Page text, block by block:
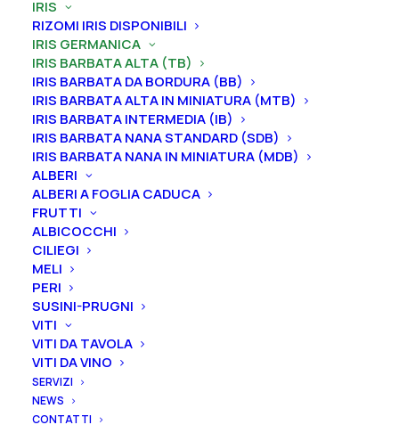
IRIS
RIZOMI IRIS DISPONIBILI
IRIS GERMANICA
IRIS BARBATA ALTA (TB)
IRIS BARBATA DA BORDURA (BB)
IRIS BARBATA ALTA IN MINIATURA (MTB)
IRIS BARBATA INTERMEDIA (IB)
IRIS BARBATA NANA STANDARD (SDB)
IRIS BARBATA NANA IN MINIATURA (MDB)
ALBERI
ALBERI A FOGLIA CADUCA
FRUTTI
ALBICOCCHI
CILIEGI
MELI
PERI
SUSINI-PRUGNI
VITI
VITI DA TAVOLA
VITI DA VINO
SERVIZI
NEWS
CONTATTI
Altezza 86 cm.Fioritura molto precoce.
Iris in vasosono disponibili in
mentre irizomidi Irissonodisponibili solo nel
periodo che vada luglio a settembre.
Formato
Iris
germanica
"Pep
Rally"
quantità
Ordina subito questo prodotto!
Puoi acquistare ora questo prodotto contattandoci e
indicando la dimensione del vaso desiderata e la
quantità